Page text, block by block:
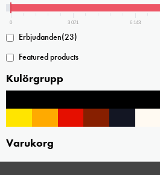
0 3 071 6 143
Erbjudanden(23)
Featured products
Kulörgrupp
Varukorg